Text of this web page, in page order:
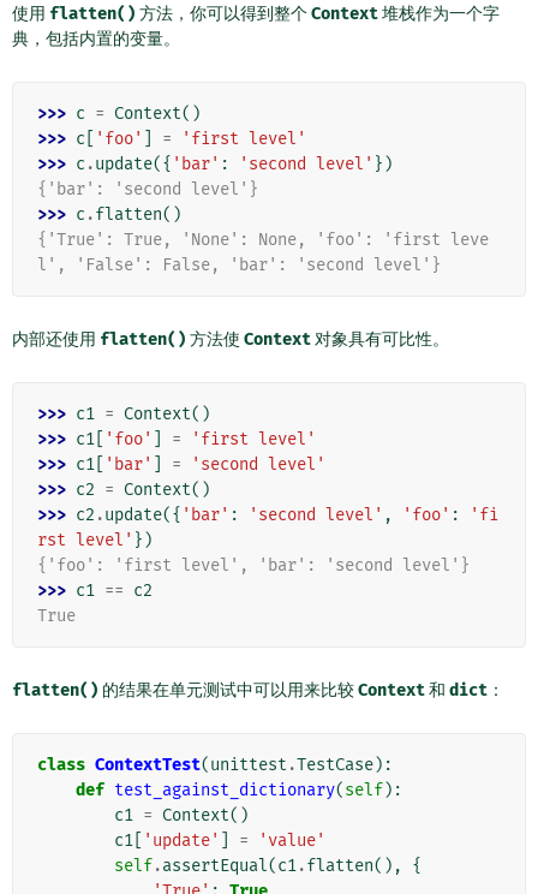
使用 flatten() 方法，你可以得到整个Context堆栈作为一个字
典，包括内置的变量。
>>> c = Context()
>>> c 'foo' =
'first level'
>>> c .update({ 'bar' : 'second level' })
{'bar': 'second level'}
>>> c .flatten()
{'True': True, 'None': None, 'foo': 'first leve
l', 'False': False, 'bar': 'second level'}
内部还使用 flatten() 方法使 Context 对象具有可比性。
>>> c1 = Context()
>>> c1 'foo' =
'first level'
>>> c1 'bar' =
'second level'
>>> c2 = Context()
>>> c2 .update({ 'bar' : 'second level' , 'foo' :
'fi
rst level' })
{'foo': 'first level', 'bar': 'second level'}
>>> c1 == c2
True
flatten() 的结果在单元测试中可以用来比较Context和 dict ：
class ContextTest(unittest .TestCase):
def test_against_dictionary(self):
c1 = Context()
c1
'update' =
'value'
self.assertEqual(c1.flatten(),
{